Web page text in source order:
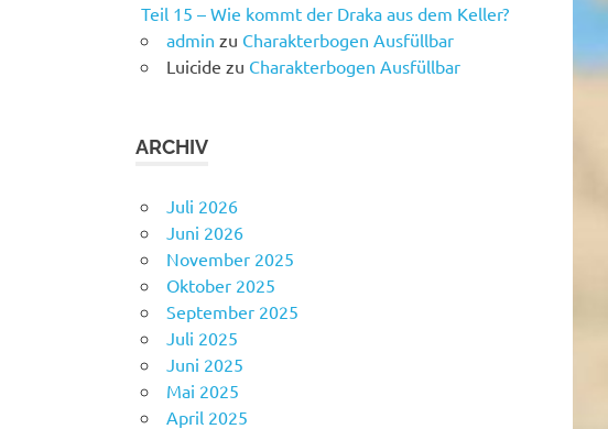
Teil 15 – Wie kommt der Draka aus dem Keller?
admin zu Charakterbogen Ausfüllbar
Luicide zu Charakterbogen Ausfüllbar
ARCHIV
Juli 2026
Juni 2026
November 2025
Oktober 2025
September 2025
Juli 2025
Juni 2025
Mai 2025
April 2025